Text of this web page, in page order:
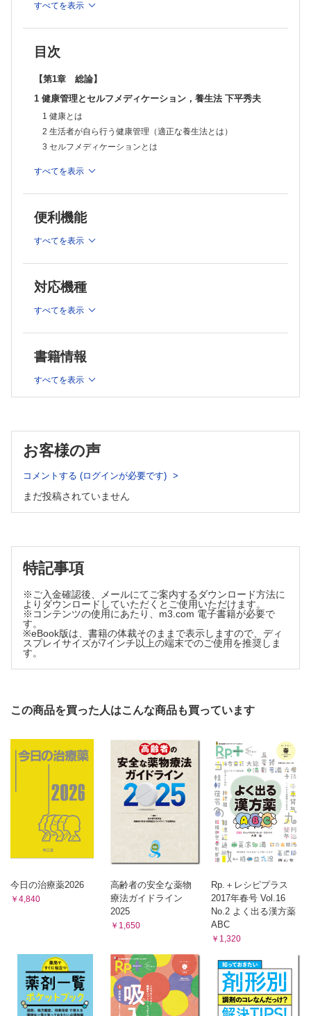
1 OTC薬の添付文書
3 薬剤師が行うOTC薬の相談対応と販売 成井浩二
1）相談対応とOTC薬販売の手順
1 標準的なOTC薬の販売手順
2 相談対応に必要なコミュニケーション
2）相談対応時の情報収集
1 臨床判断に必要な確認事項
3）相談対応時の臨床判断と服薬指導
1 臨床判断の方法
3 OTC薬の選択
1 処方箋調剤とOTC薬販売の相違点
2 相談対象者の生活の質の維持・向上が最優先
3 OTC薬は「需要者の選択により使用される」
5）OTC薬の情報提供
2 情報提供事項
6）販売後のフォローアップ
1 主作用と副作用
2 薬理学的副作用と免疫学的副作用
3 重篤な副作用
8）医薬品副作用被害救済制度，医薬品・医療機器等安全性情報報告制
度
1 解熱鎮痛薬 渡辺謹三
2 臨床判断
4 情報提供と服薬説明
5 セルフケアと養生
2 臨床判断
3 配合成分の特徴と使用上の注意
4 情報提供と服薬説明
5 セルフケアと養生
3 鼻炎用薬 渡辺謹三
1 効能・効果
2 臨床判断
3 配合成分の特徴と使用上の注意
4 情報提供と服薬説明
3 配合成分の特徴と使用上の注意
5 セルフケアと養生
5 かぜ薬 渡辺謹三
1 効能・効果
3 配合成分の特徴と使用上の注意
4 情報提供と服薬説明
5 セルフケアと養生
Mini Lecture ドーピング 岸本桂子
6 胃腸薬 岸本桂子
1 効能・効果
4 情報提供と服薬説明
5 セルフケアと養生
7 止瀉薬，整腸薬 岸本桂子
4 情報提供と服薬説明
5 セルフケアと養生
8 瀉下薬，浣腸薬 岸本桂子
1 効能・効果
2 臨床判断
すべてを表示
目次
【第1章 総論】
1 健康管理とセルフメディケーション，養生法 下平秀夫
1 健康とは
2 生活者が自ら行う健康管理（適正な養生法とは）
3 セルフメディケーションとは
2 セルフメディケーションの支援と「健康サポート薬局」
3 改正薬機法と「地域連携薬局」
5 国民医療費の増大とセルフメディケーションの推進
1 OTC薬の販売制度 小田武秀
1 OTC薬販売制度の歴史と医薬品区分
4 OTC薬の製造販売業者，製造業者と販売業者
Mini Lecture 医薬部外品 小田武秀
2）OTC薬の医薬品としての特徴
1 OTC薬の成分
3 OTC薬のパッケージ
3）OTC薬の添付文書記載事項
2 OTC薬添付文書の記載事項
3 製品パッケージの記載
3 薬剤師が行うOTC薬の相談対応と販売 成井浩二
1）相談対応とOTC薬販売の手順
1 標準的なOTC薬の販売手順
2 相談対応に必要なコミュニケーション
2）相談対応時の情報収集
1 臨床判断の方法
2 セルフケア情報の提供
4 受診勧奨
4）OTC薬選択のポイント
1 処方箋調剤とOTC薬販売の相違点
2 相談対象者の生活の質の維持・向上が最優先
3 OTC薬は「需要者の選択により使用される」
4 選択肢を示す
5）OTC薬の情報提供
1 情報提供のための準備
3 習慣を変えてもらう難しさ
6）販売後のフォローアップ
2 薬理学的副作用と免疫学的副作用
3 重篤な副作用
8）医薬品副作用被害救済制度，医薬品・医療機器等安全性情報
報告制度
すべてを表示
便利機能
すべてを表示
対応機種
すべてを表示
書籍情報
すべてを表示
お客様の声
コメントする (ログインが必要です)
まだ投稿されていません
特記事項
※ご入金確認後、メールにてご案内するダウンロード方法に
よりダウンロードしていただくとご使用いただけます。
※コンテンツの使用にあたり、m3.com 電子書籍が必要で
す。
※eBook版は、書籍の体裁そのままで表示しますので、ディ
スプレイサイズが7インチ以上の端末でのご使用を推奨しま
す。
この商品を買った人はこんな商品も買っています
今日の治療薬2026
￥4,840
高齢者の安全な薬物
療法ガイドライン
2025
￥1,650
Rp.＋レシピプラス
2017年春号 Vol.16
No.2 よく出る漢方薬
ABC
￥1,320